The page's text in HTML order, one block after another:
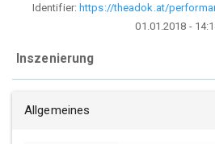
Identifier:https://theadok.at/
01.01.2018 -
Inszenierung
Allgemeines